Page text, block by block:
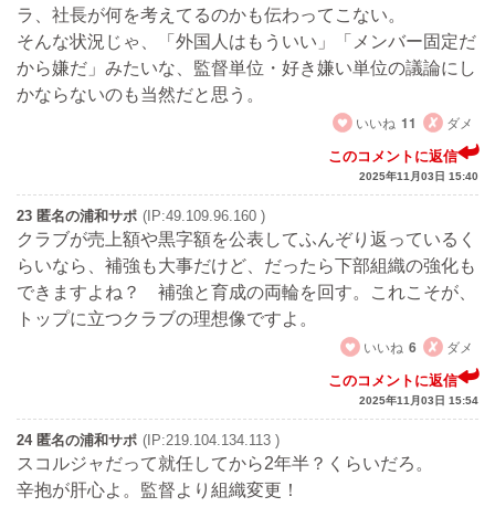
ラ、社長が何を考えてるのかも伝わってこない。
そんな状況じゃ、「外国人はもういい」「メンバー固定だ
から嫌だ」みたいな、監督単位・好き嫌い単位の議論にし
かならないのも当然だと思う。
いいね 11 ダメ
このコメントに返信
2025年11月03日 15:40
23 匿名の浦和サポ (IP:49.109.96.160 )
クラブが売上額や黒字額を公表してふんぞり返っているく
らいなら、補強も大事だけど、だったら下部組織の強化も
できますよね？ 補強と育成の両輪を回す。これこそが、
トップに立つクラブの理想像ですよ。
いいね 6 ダメ
このコメントに返信
2025年11月03日 15:54
24 匿名の浦和サポ (IP:219.104.134.113 )
スコルジャだって就任してから2年半？くらいだろ。
辛抱が肝心よ。監督より組織変更！